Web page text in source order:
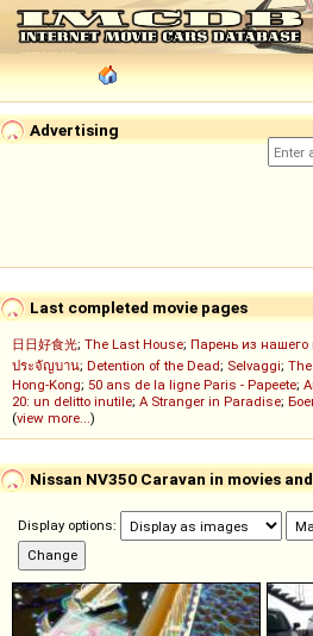
Advertising
Last completed movie pages
日日好食光; The Last House; Парень из нашего
ประจัญบาน; Detention of the Dead; Selvaggi;
Hong-Kong; 50 ans de la ligne Paris - Papeete;
20: un delitto inutile; A Stranger in Paradise;
(view more...)
Nissan NV350 Caravan in movies
Display options: